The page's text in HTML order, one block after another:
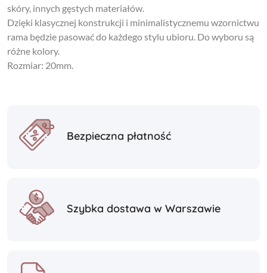
skóry, innych gęstych materiałów.
Dzięki klasycznej konstrukcji i minimalistycznemu wzornictwu
rama będzie pasować do każdego stylu ubioru. Do wyboru są
różne kolory.
Rozmiar: 20mm.
Bezpieczna płatność
Szybka dostawa w Warszawie